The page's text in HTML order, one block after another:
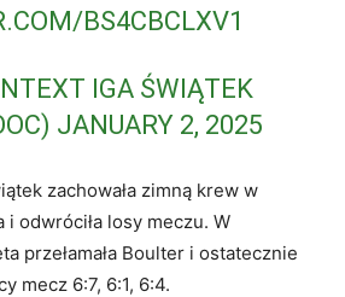
BS4CBCLXV1
IGA ŚWIĄTEK
JANUARY 2, 2025
zachowała zimną krew w
i odwróciła losy meczu. W
przełamała Boulter i ostatecznie
mecz 6:7, 6:1, 6:4.